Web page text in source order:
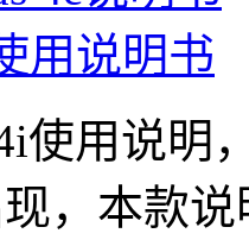
用说明书
使用说明
，本款